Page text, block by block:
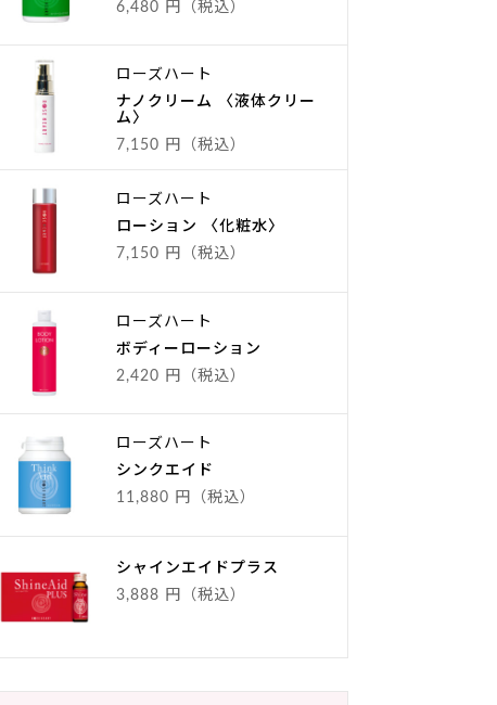
6,480 円（税込）
ローズハート
ナノクリーム 〈液体クリー
ム〉
7,150 円（税込）
ローズハート
ローション 〈化粧水〉
7,150 円（税込）
ローズハート
ボディーローション
2,420 円（税込）
ローズハート
シンクエイド
11,880 円（税込）
シャインエイドプラス
3,888 円（税込）